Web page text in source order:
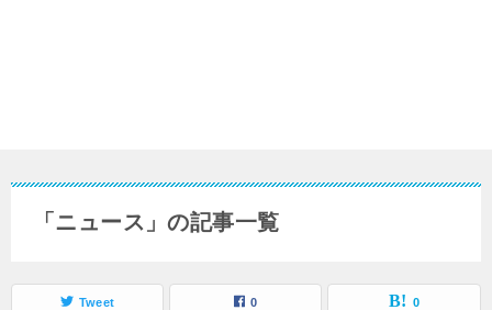
「ニュース」の記事一覧
Tweet 0 0